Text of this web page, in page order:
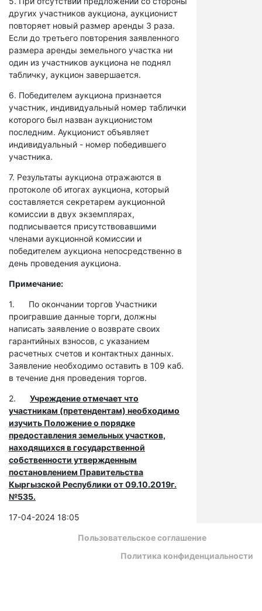
других участников аукциона, аукционист
повторяет новый размер аренды 3 раза.
Если до третьего повторения заявленного
размера аренды земельного участка ни
один из участников аукциона не поднял
табличку, аукцион завершается.
6. Победителем аукциона признается
участник, индивидуальный номер таблички
которого был назван аукционистом
последним. Аукционист объявляет
индивидуальный - номер победившего
участника.
7. Результаты аукциона отражаются в
протоколе об итогах аукциона, который
составляется секретарем аукционной
комиссии в двух экземплярах,
подписывается присутствовавшими
членами аукционной комиссии и
победителем аукциона непосредственно в
день проведения аукциона.
Примечание:
1. По окончании торгов Участники
проигравшие данные торги, должны
написать заявление о возврате своих
гарантийных взносов, с указанием
расчетных счетов и контактных данных.
Заявление необходимо оставить в 109 каб.
в течение дня проведения торгов.
2. Учреждение отмечает что
участникам (претендентам) необходимо
изучить Положение о порядке
предоставления земельных участков,
находящихся в государственной
собственности утвержденным
постановлением Правительства
Кыргызской Республики от 09.10.2019г.
№535.
17-04-2024 18:05
Пользовательское соглашение
Политика конфиденциальности